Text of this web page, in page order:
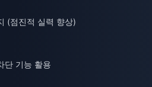
(점진적 실력 향상)
단 기능 활용